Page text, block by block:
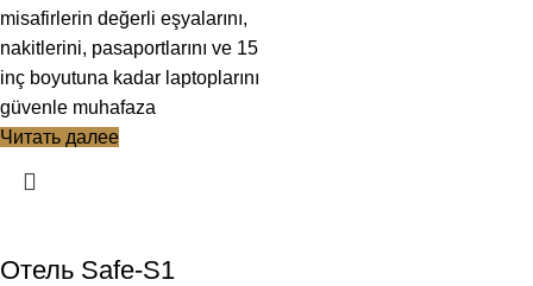
misafirlerin değerli eşyalarını,
nakitlerini, pasaportlarını ve 15
inç boyutuna kadar laptoplarını
güvenle muhafaza
Читать далее
Отель Safe-S1